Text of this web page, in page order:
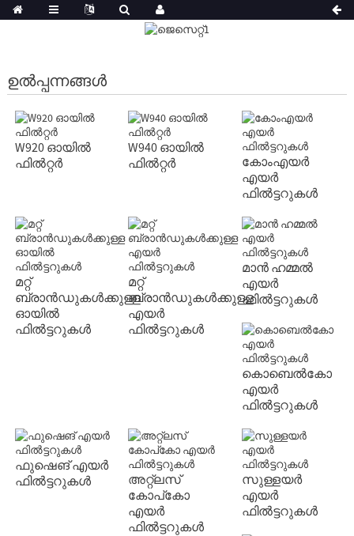
ഉൽപ്പന്നങ്ങൾ
W920 ഓയിൽ
ഫിൽറ്റർ
W940 ഓയിൽ
ഫിൽറ്റർ
കോം‌എയർ
എയർ
ഫിൽട്ടറുകൾ
മറ്റ്
ബ്രാൻഡുകൾക്കുള്ള
ഓയിൽ
ഫിൽട്ടറുകൾ
മറ്റ്
ബ്രാൻഡുകൾക്കുള്ള
എയർ
ഫിൽട്ടറുകൾ
മാൻ ഹമ്മൽ
എയർ
ഫിൽട്ടറുകൾ
കൊബെൽകോ
എയർ
ഫിൽട്ടറുകൾ
ഫുഷെങ് എയർ
ഫിൽട്ടറുകൾ
അറ്റ്ലസ്
കോപ്കോ
എയർ
ഫിൽട്ടറുകൾ
സുള്ളയർ
എയർ
ഫിൽട്ടറുകൾ